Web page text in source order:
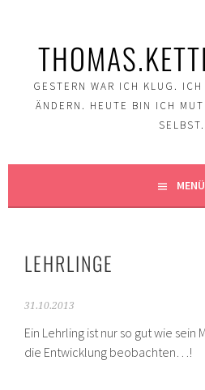
GESTERN WAR ICH KLUG.
ÄNDERN. HEUTE BIN ICH
SELBST.
MENÜ
LEHRLINGE
31.10.2013
Ein Lehrling ist nur so gut wie sein
die Entwicklung beobachten…!